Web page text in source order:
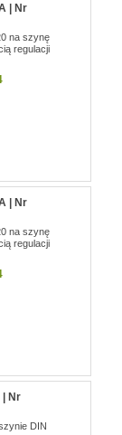
| Nr
na szynę
regulacji
| Nr
na szynę
regulacji
| Nr
DIN